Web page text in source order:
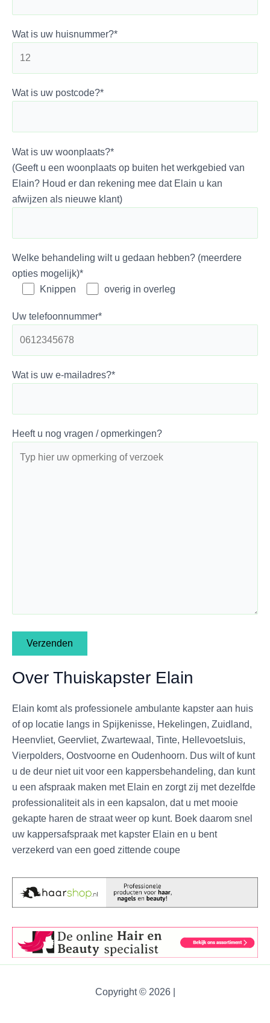
Wat is uw huisnummer?*
Wat is uw postcode?*
Wat is uw woonplaats?*
(Geeft u een woonplaats op buiten het werkgebied van
Elain? Houd er dan rekening mee dat Elain u kan
afwijzen als nieuwe klant)
Welke behandeling wilt u gedaan hebben? (meerdere
opties mogelijk)*
Knippen
overig in overleg
Uw telefoonnummer*
Wat is uw e-mailadres?*
Heeft u nog vragen / opmerkingen?
Over Thuiskapster Elain
Elain komt als professionele ambulante kapster aan huis
of op locatie langs in Spijkenisse, Hekelingen, Zuidland,
Heenvliet, Geervliet, Zwartewaal, Tinte, Hellevoetsluis,
Vierpolders, Oostvoorne en Oudenhoorn. Dus wilt of kunt
u de deur niet uit voor een kappersbehandeling, dan kunt
u een afspraak maken met Elain en zorgt zij met dezelfde
professionaliteit als in een kapsalon, dat u met mooie
gekapte haren de straat weer op kunt. Boek daarom snel
uw kappersafspraak met kapster Elain en u bent
verzekerd van een goed zittende coupe
Copyright © 2026 |